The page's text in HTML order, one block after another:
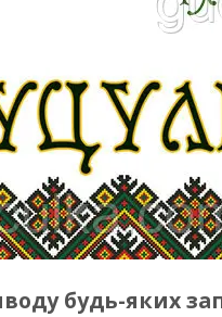
будь-яких